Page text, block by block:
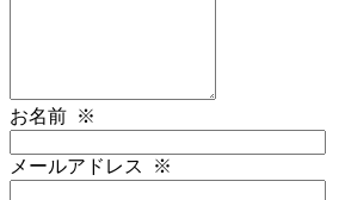
お名前 ※
メールアドレス ※